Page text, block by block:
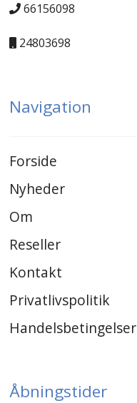
66156098
24803698
Navigation
Forside
Nyheder
Om
Reseller
Kontakt
Privatlivspolitik
Handelsbetingelser
Åbningstider